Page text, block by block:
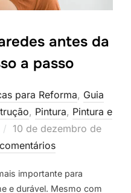
antes da
a passo
para Reforma, Guia
, Pintura, Pintura e
Postado
em
10 de dezembro de
importante para
e durável. Mesmo com